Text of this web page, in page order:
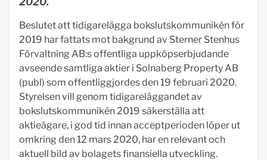
Beslutet att tidigarelägga bokslutskommunikén för
2019 har fattats mot bakgrund av Sterner Stenhus
Förvaltning AB:s offentliga uppköpserbjudande
avseende samtliga aktier i Solnaberg Property AB
(publ) som offentliggjordes den 19 februari 2020.
Styrelsen vill genom tidigareläggandet av
bokslutskommunikén 2019 säkerställa att
aktieägare, i god tid innan acceptperioden löper ut
omkring den 12 mars 2020, har en relevant och
aktuell bild av bolagets finansiella utveckling.